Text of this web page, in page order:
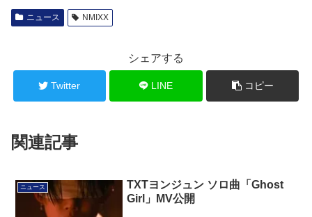
ニュース NMIXX
シェアする
Twitter LINE コピー
関連記事
ニュース
TXTヨンジュン ソロ曲「Ghost
Girl」MV公開